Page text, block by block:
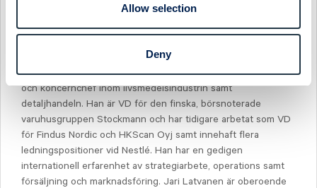
Allow selection
Deny
Henrik Stenqvist, Heli Arantola och Sandra Kottenauer samt
att nyval sker av Jari Latvanen som ordinarie
Jari Latvanen, född 1964, har mångårig erfarenhet som VD
och koncernchef inom livsmedelsindustrin samt
detaljhandeln. Han är VD för den finska, börsnoterade
varuhusgruppen Stockmann och har tidigare arbetat som VD
för Findus Nordic och HKScan Oyj samt innehaft flera
ledningspositioner vid Nestlé. Han har en gedigen
internationell erfarenhet av strategiarbete, operations samt
försäljning och marknadsföring. Jari Latvanen är oberoende